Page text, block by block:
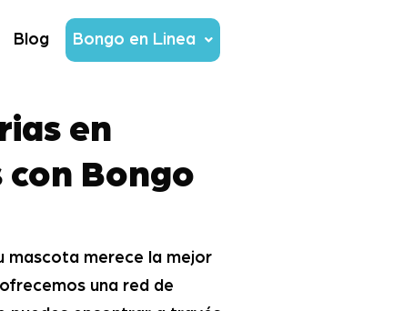
Blog Bongo en Linea
en
con Bongo
mascota merece la mejor
una red de